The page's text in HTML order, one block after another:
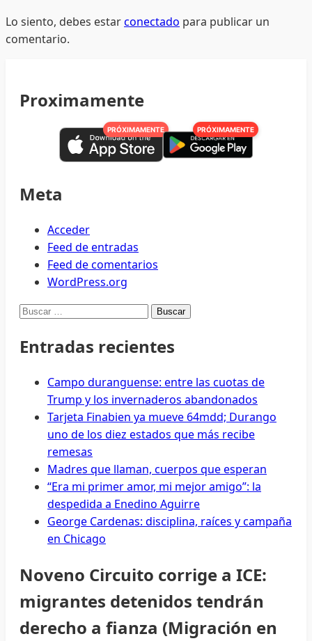
Lo siento, debes estarconectado para publicar un
comentario.
Proximamente
PRÓXIMAMENTE PRÓXIMAMENTE
Meta
Acceder
Feed de entradas
Feed de comentarios
WordPress.org
Buscar:
Entradas recientes
Campo duranguense: entre las cuotas de
Trump y los invernaderos abandonados
Tarjeta Finabien ya mueve 64mdd; Durango
uno de los diez estados que más recibe
remesas
Madres que llaman, cuerpos que esperan
“Era mi primer amor, mi mejor amigo”: la
despedida a Enedino Aguirre
George Cardenas: disciplina, raíces y campaña
en Chicago
Noveno Circuito corrige a ICE:
migrantes detenidos tendrán
derecho a fianza (Migración en